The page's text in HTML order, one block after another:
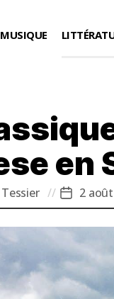
MUSIQUE
en
Date
de
l’article
2